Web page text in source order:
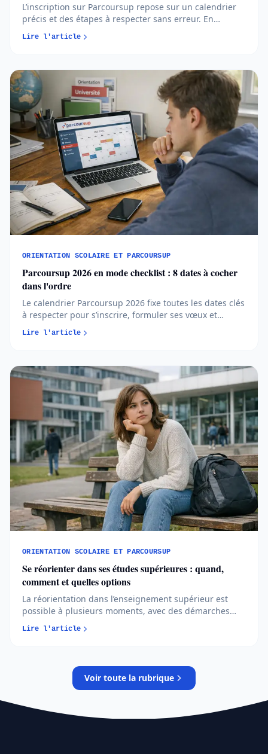
L’inscription sur Parcoursup repose sur un calendrier
précis et des étapes à respecter sans erreur. En
comprenant quand et comment créer votre dossier,
vous avancez plus sereinement et évitez les oublis
Lire l'article
ORIENTATION SCOLAIRE ET PARCOURSUP
Parcoursup 2026 en mode checklist : 8 dates à cocher
dans l'ordre
Le calendrier Parcoursup 2026 fixe toutes les dates clés
à respecter pour s’inscrire, formuler ses vœux et
répondre aux propositions. Comprendre chaque phase
permet d’éviter les erreurs et de sécuriser son
Lire l'article
ORIENTATION SCOLAIRE ET PARCOURSUP
Se réorienter dans ses études supérieures : quand,
comment et quelles options
La réorientation dans l’enseignement supérieur est
possible à plusieurs moments, avec des démarches
officielles adaptées à chaque situation. Comprendre le
calendrier et structurer son projet permet de changer
Lire l'article
Voir toute la rubrique